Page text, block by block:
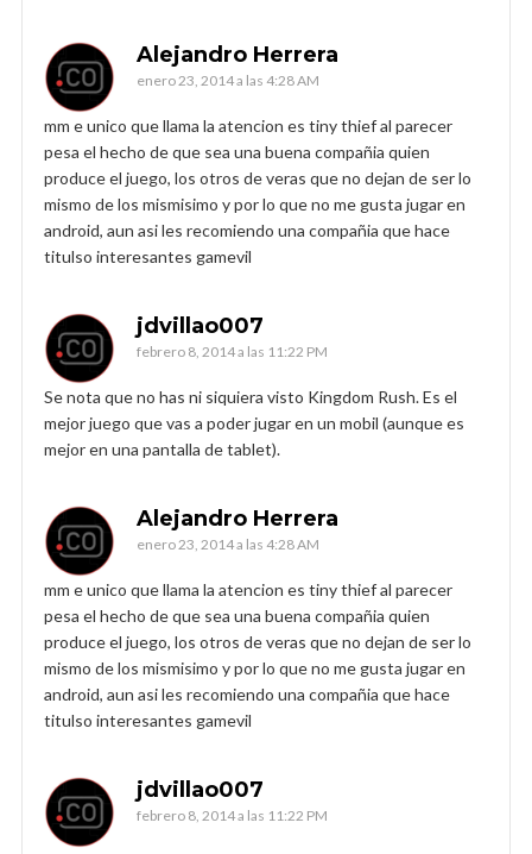
Alejandro Herrera
enero 23, 2014 a las 4:28 AM
mm e unico que llama la atencion es tiny thief al parecer
pesa el hecho de que sea una buena compañia quien
produce el juego, los otros de veras que no dejan de ser lo
mismo de los mismisimo y por lo que no me gusta jugar en
android, aun asi les recomiendo una compañia que hace
titulso interesantes gamevil
jdvillao007
febrero 8, 2014 a las 11:22 PM
Se nota que no has ni siquiera visto Kingdom Rush. Es el
mejor juego que vas a poder jugar en un mobil (aunque es
mejor en una pantalla de tablet).
Alejandro Herrera
enero 23, 2014 a las 4:28 AM
mm e unico que llama la atencion es tiny thief al parecer
pesa el hecho de que sea una buena compañia quien
produce el juego, los otros de veras que no dejan de ser lo
mismo de los mismisimo y por lo que no me gusta jugar en
android, aun asi les recomiendo una compañia que hace
titulso interesantes gamevil
jdvillao007
febrero 8, 2014 a las 11:22 PM